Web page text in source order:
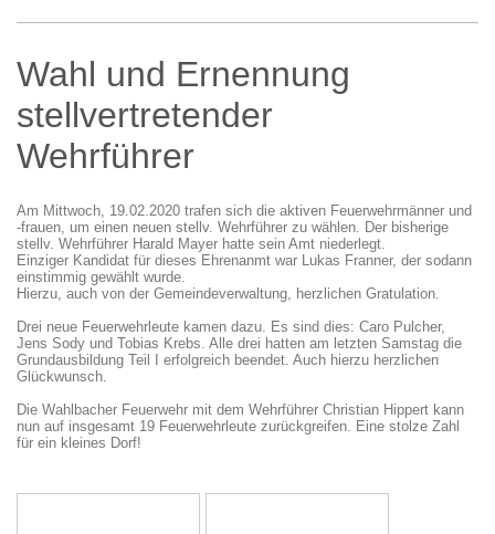
Wahl und Ernennung
stellvertretender
Wehrführer
Am Mittwoch, 19.02.2020 trafen sich die aktiven Feuerwehrmänner und
-frauen, um einen neuen stellv. Wehrführer zu wählen. Der bisherige
stellv. Wehrführer Harald Mayer hatte sein Amt niederlegt.
Einziger Kandidat für dieses Ehrenanmt war Lukas Franner, der sodann
einstimmig gewählt wurde.
Hierzu, auch von der Gemeindeverwaltung, herzlichen Gratulation.
Drei neue Feuerwehrleute kamen dazu. Es sind dies: Caro Pulcher,
Jens Sody und Tobias Krebs. Alle drei hatten am letzten Samstag die
Grundausbildung Teil I erfolgreich beendet. Auch hierzu herzlichen
Glückwunsch.
Die Wahlbacher Feuerwehr mit dem Wehrführer Christian Hippert kann
nun auf insgesamt 19 Feuerwehrleute zurückgreifen. Eine stolze Zahl
für ein kleines Dorf!